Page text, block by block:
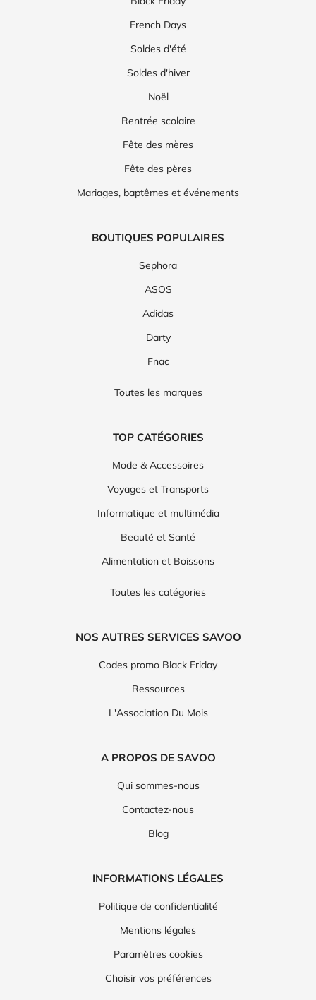
French Days
Soldes d'été
Soldes d'hiver
Noël
Rentrée scolaire
Fête des mères
Fête des pères
Mariages, baptêmes et événements
BOUTIQUES POPULAIRES
Sephora
ASOS
Adidas
Darty
Fnac
Toutes les marques
TOP CATÉGORIES
Mode & Accessoires
Voyages et Transports
Informatique et multimédia
Beauté et Santé
Alimentation et Boissons
Toutes les catégories
NOS AUTRES SERVICES SAVOO
Codes promo Black Friday
Ressources
L'Association Du Mois
A PROPOS DE SAVOO
Qui sommes-nous
Contactez-nous
Blog
INFORMATIONS LÉGALES
Politique de confidentialité
Mentions légales
Paramètres cookies
Choisir vos préférences